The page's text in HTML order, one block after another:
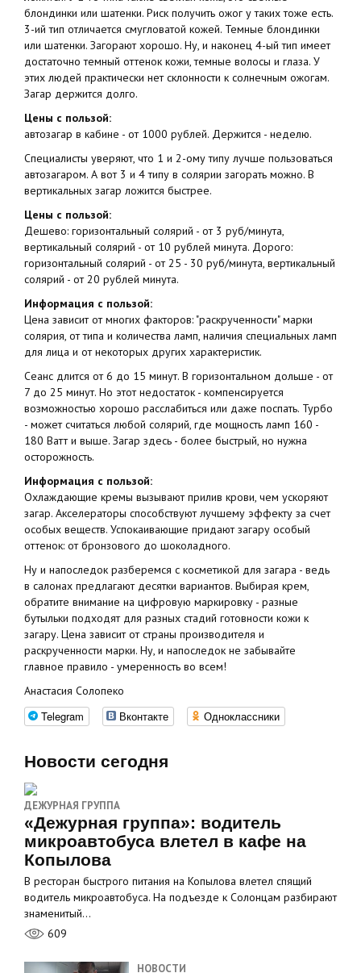
блондинки или шатенки. Риск получить ожог у таких тоже есть.
3-ий тип отличается смугловатой кожей. Темные блондинки
или шатенки. Загорают хорошо. Ну, и наконец 4-ый тип имеет
достаточно темный оттенок кожи, темные волосы и глаза. У
этих людей практически нет склонности к солнечным ожогам.
Загар держится долго.
Цены с пользой:
автозагар в кабине - от 1000 рублей. Держится - неделю.
Специалисты уверяют, что 1 и 2-ому типу лучше пользоваться
автозагаром. А вот 3 и 4 типу в солярии загорать можно. В
вертикальных загар ложится быстрее.
Цены с пользой:
Дешево: горизонтальный солярий - от 3 руб/минута,
вертикальный солярий - от 10 рублей минута. Дорого:
горизонтальный солярий - от 25 - 30 руб/минута, вертикальный
солярий - от 20 рублей минута.
Информация с пользой:
Цена зависит от многих факторов: "раскрученности" марки
солярия, от типа и количества ламп, наличия специальных ламп
для лица и от некоторых других характеристик.
Сеанс длится от 6 до 15 минут. В горизонтальном дольше - от
7 до 25 минут. Но этот недостаток - компенсируется
возможностью хорошо расслабиться или даже поспать. Турбо
- может считаться любой солярий, где мощность ламп 160 -
180 Ватт и выше. Загар здесь - более быстрый, но нужна
осторожность.
Информация с пользой:
Охлаждающие кремы вызывают прилив крови, чем ускоряют
загар. Акселераторы способствуют лучшему эффекту за счет
особых веществ. Успокаивающие придают загару особый
оттенок: от бронзового до шоколадного.
Ну и напоследок разберемся с косметикой для загара - ведь
в салонах предлагают десятки вариантов. Выбирая крем,
обратите внимание на цифровую маркировку - разные
бутыльки подходят для разных стадий готовности кожи к
загару. Цена зависит от страны производителя и
раскрученности марки. Ну, и напоследок не забывайте
главное правило - умеренность во всем!
Анастасия Солопеко
Telegram Вконтакте Одноклассники
Новости сегодня
ДЕЖУРНАЯ ГРУППА
«Дежурная группа»: водитель
микроавтобуса влетел в кафе на
Копылова
В ресторан быстрого питания на Копылова влетел спящий
водитель микроавтобуса. На подъезде к Солонцам разбирают
знаменитый…
609
НОВОСТИ